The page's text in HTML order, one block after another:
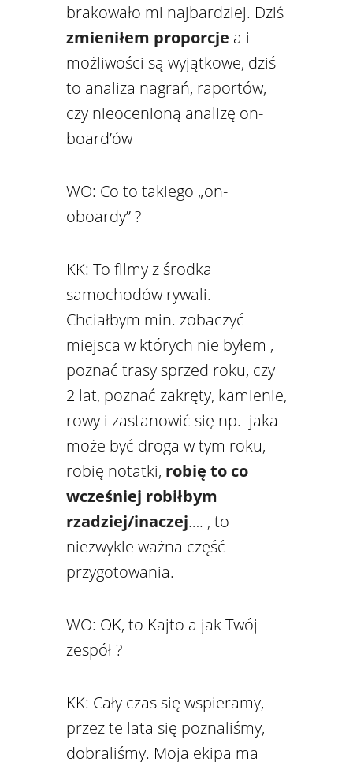
brakowało mi najbardziej. Dziś
zmieniłem proporcje a i
możliwości są wyjątkowe, dziś
to analiza nagrań, raportów,
czy nieocenioną analizę on-
board’ów
WO: Co to takiego „on-
oboardy” ?
KK: To filmy z środka
samochodów rywali.
Chciałbym min. zobaczyć
miejsca w których nie byłem ,
poznać trasy sprzed roku, czy
2 lat, poznać zakręty, kamienie,
rowy i zastanowić się np. jaka
może być droga w tym roku,
robię notatki, robię to co
wcześniej robiłbym
rzadziej/inaczej…. , to
niezwykle ważna część
przygotowania.
WO: OK, to Kajto a jak Twój
zespół ?
KK: Cały czas się wspieramy,
przez te lata się poznaliśmy,
dobraliśmy. Moja ekipa ma